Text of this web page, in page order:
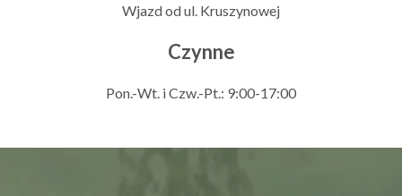
Wjazd od ul. Kruszynowej
Czynne
Pon.-Wt. i Czw.-Pt.: 9:00-17:00